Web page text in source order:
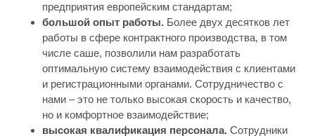
предприятия европейским стандартам;
большой опыт работы. Более двух десятков лет
работы в сфере контрактного производства, в том
числе саше, позволили нам разработать
оптимальную систему взаимодействия с клиентами
и регистрационными органами. Сотрудничество с
нами – это не только высокая скорость и качество,
но и комфортное взаимодействие;
высокая квалификация персонала. Сотрудники